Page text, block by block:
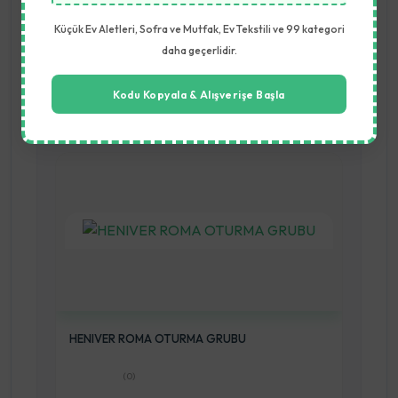
Sepete Ekle
HENIVER ROMA OTURMA GRUBU
(0)
Küçük Ev Aletleri, Sofra ve Mutfak, Ev Tekstili ve 99 kategori
daha geçerlidir.
Kodu Kopyala & Alışverişe Başla